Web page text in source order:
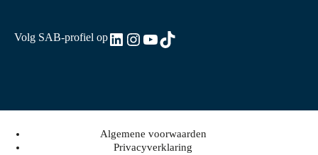
Volg SAB-profiel opLinkedIn
Instagram
YouTube
TikTok
Algemene voorwaarden
Privacyverklaring